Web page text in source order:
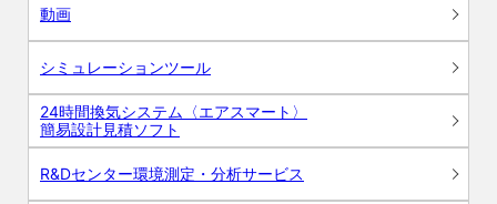
動画
シミュレーションツール
24時間換気システム〈エアスマート〉
簡易設計見積ソフト
R&Dセンター環境測定・分析サービス